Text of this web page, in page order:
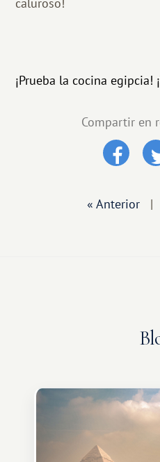
¡Prueba la cocina egipcia!
Compartir en
« Anterior |